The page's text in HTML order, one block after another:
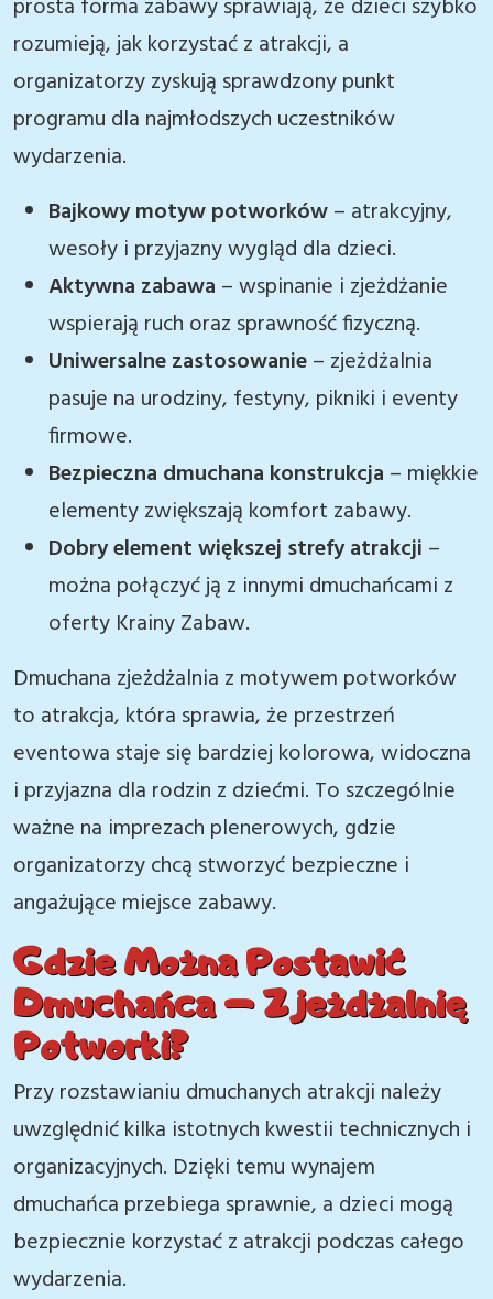
prosta forma zabawy sprawiają, że dzieci szybko
rozumieją, jak korzystać z atrakcji, a
organizatorzy zyskują sprawdzony punkt
programu dla najmłodszych uczestników
wydarzenia.
Bajkowy motyw potworków– atrakcyjny,
wesoły i przyjazny wygląd dla dzieci.
Aktywna zabawa – wspinanie i zjeżdżanie
wspierają ruch oraz sprawność fizyczną.
Uniwersalne zastosowanie– zjeżdżalnia
pasuje na urodziny, festyny, pikniki i eventy
firmowe.
Bezpieczna dmuchana konstrukcja – miękkie
elementy zwiększają komfort zabawy.
Dobry element większej strefy atrakcji –
można połączyć ją z innymi dmuchańcami z
oferty Krainy Zabaw.
Dmuchana zjeżdżalnia z motywem potworków
to atrakcja, która sprawia, że przestrzeń
eventowa staje się bardziej kolorowa, widoczna
i przyjazna dla rodzin z dziećmi. To szczególnie
ważne na imprezach plenerowych, gdzie
organizatorzy chcą stworzyć bezpieczne i
angażujące miejsce zabawy.
Gdzie Można Postawić
Dmuchańca – Zjeżdżalnię
Potworki?
Przy rozstawianiu dmuchanych atrakcji należy
uwzględnić kilka istotnych kwestii technicznych i
organizacyjnych. Dzięki temu wynajem
dmuchańca przebiega sprawnie, a dzieci mogą
bezpiecznie korzystać z atrakcji podczas całego
wydarzenia.